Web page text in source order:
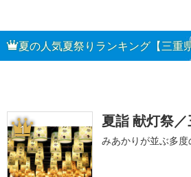
夏の人気夏祭りランキング【三重
1 夏詣 献灯祭
みあかりが並ぶ多